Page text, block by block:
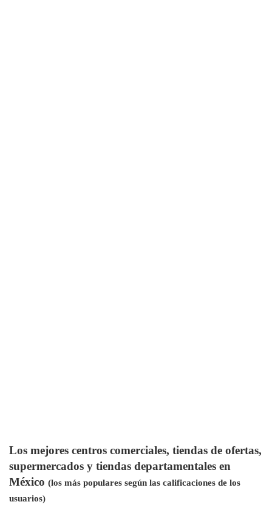
Los mejores centros comerciales, tiendas de ofertas,
supermercados y tiendas departamentales en
México (los más populares según las calificaciones de los
usuarios)